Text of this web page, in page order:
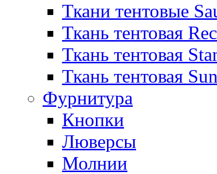
Ткани тентовые
Ткань тентовая
Ткань тентовая
Ткань тентовая
Фурнитура
Кнопки
Люверсы
Молнии